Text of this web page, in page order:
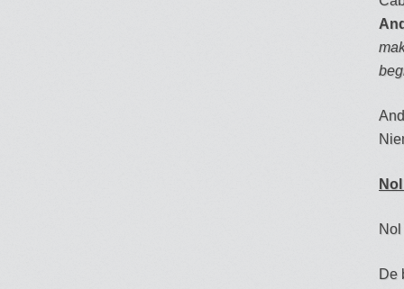
De